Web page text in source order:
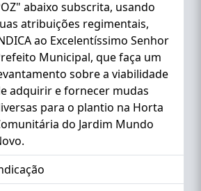
abaixo subscrita, usando
atribuições regimentais,
ao Excelentíssimo Senhor
Municipal, que faça um
sobre a viabilidade
adquirir e fornecer mudas
para o plantio na Horta
do Jardim Mundo